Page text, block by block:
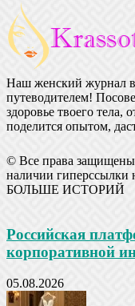
Наш женский журнал
путеводителем!
здоровье твоего тела,
поделится опытом,
© Все права
наличии гиперссылки
БОЛЬШЕ ИСТОРИЙ
Российская
корпоративной
05.08.2026